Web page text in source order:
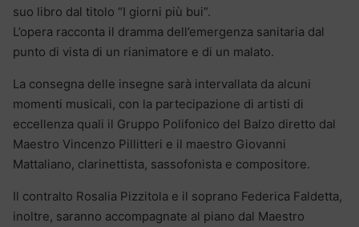
suo libro dal titolo “I giorni più bui”.
L’opera racconta il dramma dell’emergenza sanitaria dal
punto di vista di un rianimatore e di un malato.
La consegna delle insegne sarà intervallata da alcuni
momenti musicali, con la partecipazione di artisti di
eccellenza quali il Gruppo Polifonico del Balzo diretto dal
Maestro Vincenzo Pillitteri e il maestro Giovanni
Mattaliano, clarinettista, sassofonista e compositore.
Il contralto Rosalia Pizzitola e il soprano Federica Faldetta,
inoltre, saranno accompagnate al piano dal Maestro